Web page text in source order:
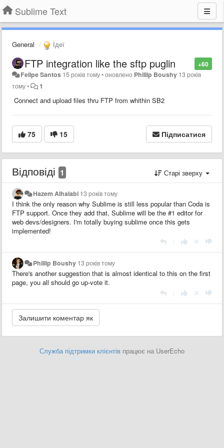
Sublime Text
General Ідеї
+60
FTP integration like the sftp puglin
Felipe Santos 15 років тому•оновлено Phillip Boushy 13 років
тому• 1
Connect and upload files thru FTP from whithin SB2
75 15 Підписатися
Відповіді 1 Старі зверху
Hazem Alhalabi 13 років тому
I think the only reason why Sublime is still less popular than Coda is
FTP support. Once they add that, Sublime will be the #1 editor for
web devs/designers. I'm totally buying sublime once this gets
implemented!
Phillip Boushy 13 років тому
There's another suggestion that is almost identical to this on the first
page, you all should go up-vote it.
Служба підтримки клієнтів працює на UserEcho